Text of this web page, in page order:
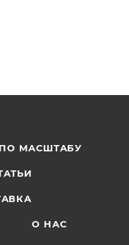
МАСШТАБУ
О НАС